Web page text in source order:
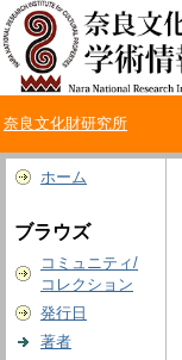
奈良文化財研究所
ホーム
ブラウズ
コミュニティ/
コレクション
発行日
著者